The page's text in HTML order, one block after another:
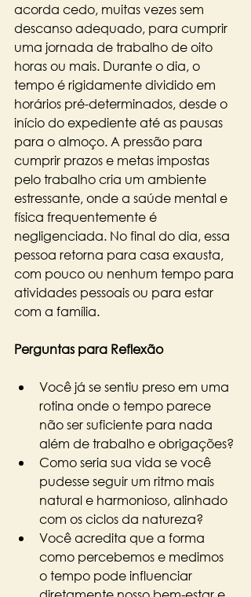
acorda cedo, muitas vezes sem
descanso adequado, para cumprir
uma jornada de trabalho de oito
horas ou mais. Durante o dia, o
tempo é rigidamente dividido em
horários pré-determinados, desde o
início do expediente até as pausas
para o almoço. A pressão para
cumprir prazos e metas impostas
pelo trabalho cria um ambiente
estressante, onde a saúde mental e
física frequentemente é
negligenciada. No final do dia, essa
pessoa retorna para casa exausta,
com pouco ou nenhum tempo para
atividades pessoais ou para estar
com a família.
Perguntas para Reflexão
Você já se sentiu preso em uma
rotina onde o tempo parece
não ser suficiente para nada
além de trabalho e obrigações?
Como seria sua vida se você
pudesse seguir um ritmo mais
natural e harmonioso, alinhado
com os ciclos da natureza?
Você acredita que a forma
como percebemos e medimos
o tempo pode influenciar